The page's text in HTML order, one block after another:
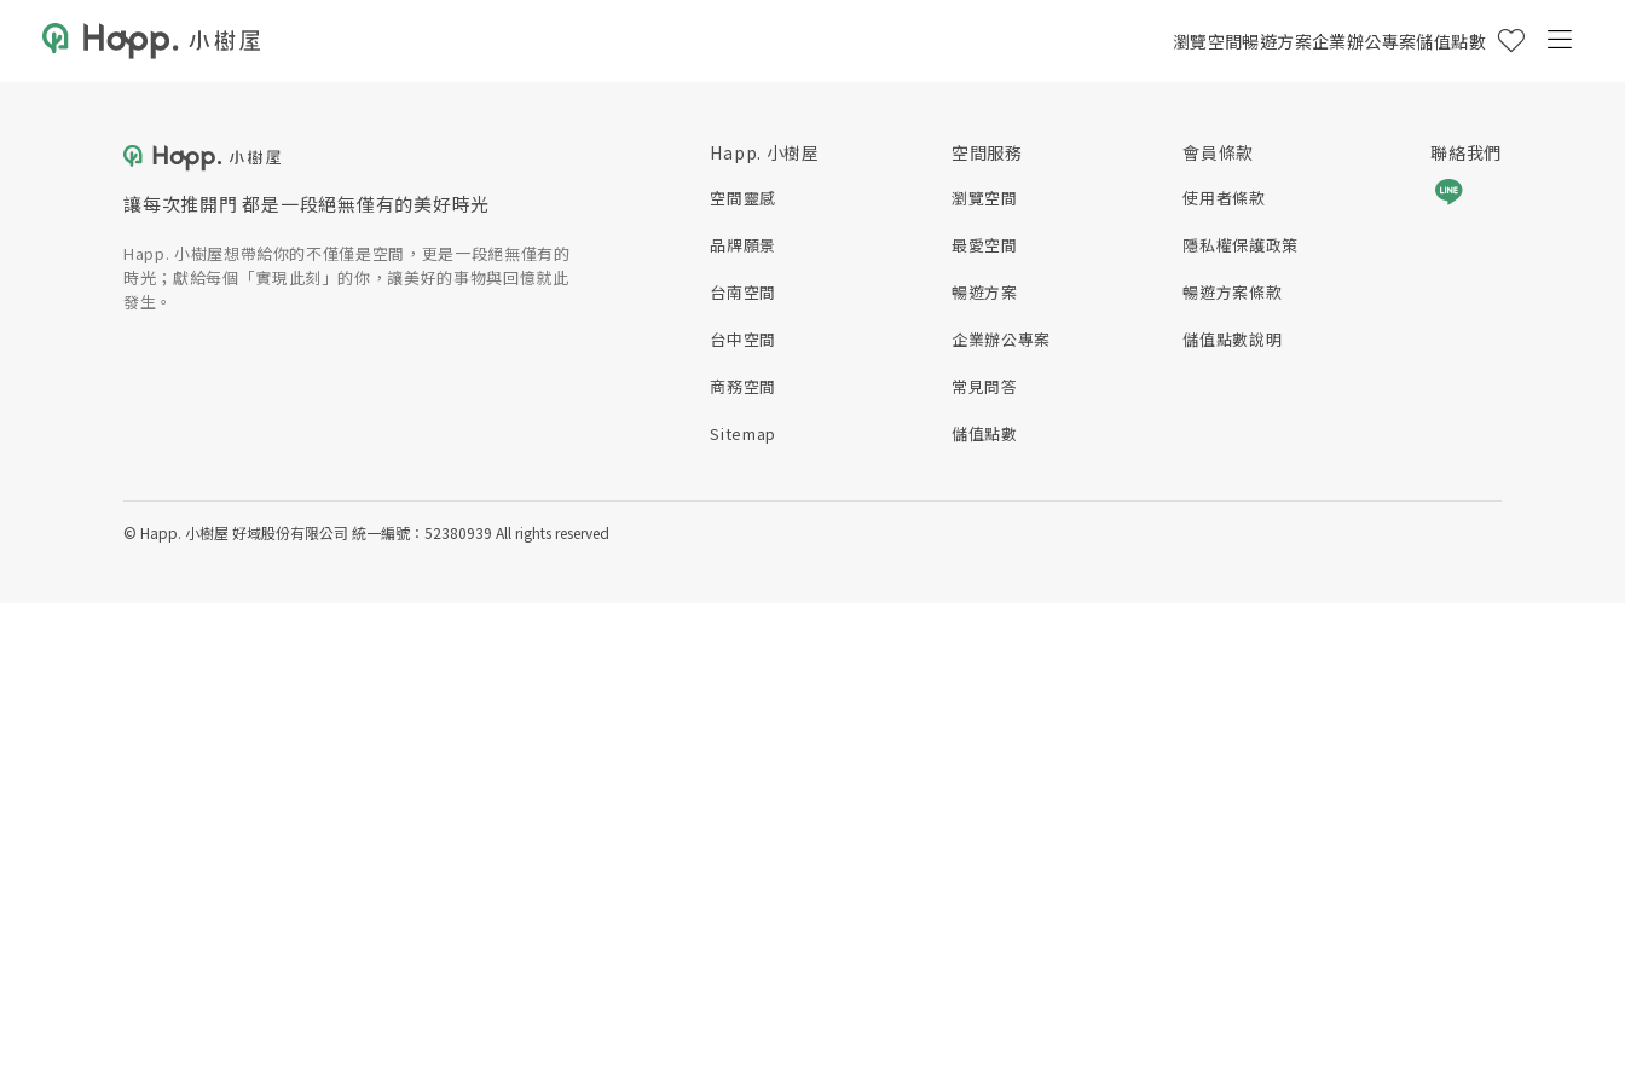
瀏覽空間暢遊方案企業辦公專案儲值點數
讓每次推開門 都是一段絕無僅有的美好時光
Happ. 小樹屋想帶給你的不僅僅是空間，更是一段絕無僅有的
時光；獻給每個「實現此刻」的你，讓美好的事物與回憶就此
發生。
Happ. 小樹屋
空間靈感
品牌願景
台南空間
台中空間
商務空間
Sitemap
空間服務
瀏覽空間
最愛空間
暢遊方案
企業辦公專案
常見問答
儲值點數
會員條款
使用者條款
隱私權保護政策
暢遊方案條款
儲值點數說明
聯絡我們
© Happ. 小樹屋 好域股份有限公司 統一編號：52380939 All rights reserved